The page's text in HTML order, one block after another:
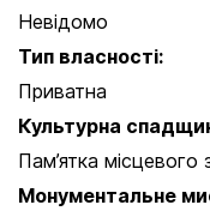
Невідомо
Тип власності:
Приватна
Культурна
Пам’ятка місцевого
Монументальне